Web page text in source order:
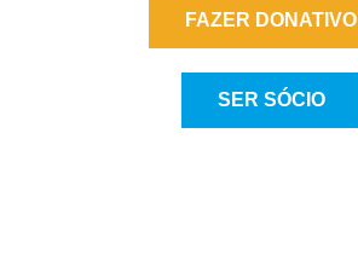
FAZER DONATIVO
SER SÓCIO